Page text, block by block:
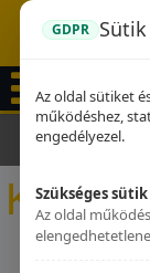
GDPR
Az oldal sütiket
működéshez,
engedélyezel.
Szükséges sütik
Az oldal
Kezdőlap